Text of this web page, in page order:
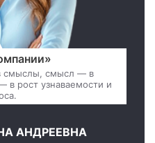
смыслы, смысл — в
в рост узнаваемости и
АНДРЕЕВНА